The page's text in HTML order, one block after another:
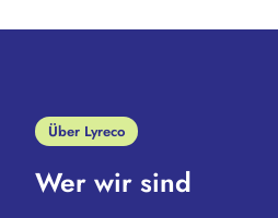
Über Lyreco
Wer wir sind